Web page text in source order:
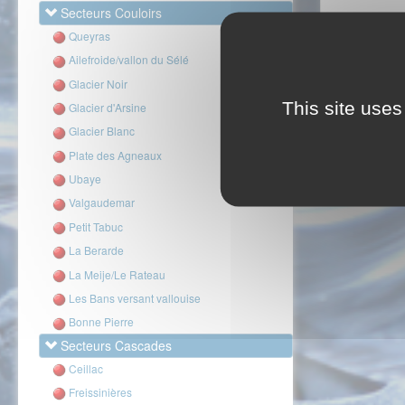
Secteurs Couloirs
Queyras
Ailefroide/vallon du Sélé
Glacier Noir
Glacier d'Arsine
Glacier Blanc
Plate des Agneaux
Ubaye
Valgaudemar
Petit Tabuc
La Berarde
La Meije/Le Rateau
Les Bans versant vallouise
Bonne Pierre
Secteurs Cascades
Ceillac
Freissinières
This site